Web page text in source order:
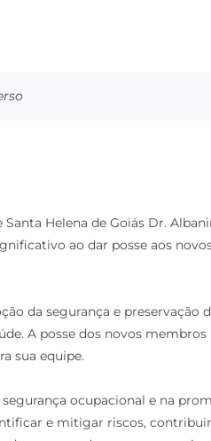
Helena de Goiás Dr.
ao dar posse aos
da segurança e
A posse dos novos
sua equipe.
ocupacional e na
e mitigar riscos,